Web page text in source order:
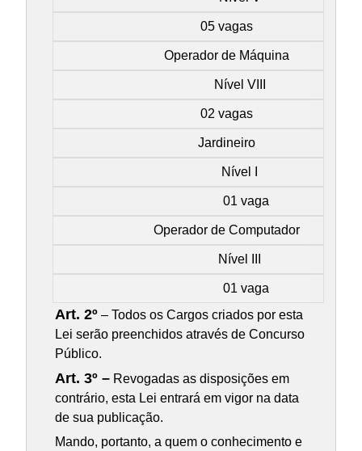
05 vagas
Operador de Máquina
Nível VIII
02 vagas
Jardineiro
Nível I
01 vaga
Operador de Computador
Nível III
01 vaga
Art. 2º – Todos os Cargos criados por esta
Lei serão preenchidos através de Concurso
Público.
Art. 3º – Revogadas as disposições em
contrário, esta Lei entrará em vigor na data
de sua publicação.
Mando, portanto, a quem o conhecimento e